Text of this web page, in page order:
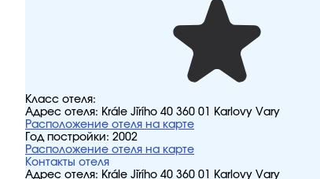
Класс отеля:
Адрес отеля: Krále Jiřího 40 360 01 Karlovy Vary
Расположение отеля на карте
Год постройки: 2002
Расположение отеля на карте
Контакты отеля
Адрес отеля: Krále Jiřího 40 360 01 Karlovy Vary